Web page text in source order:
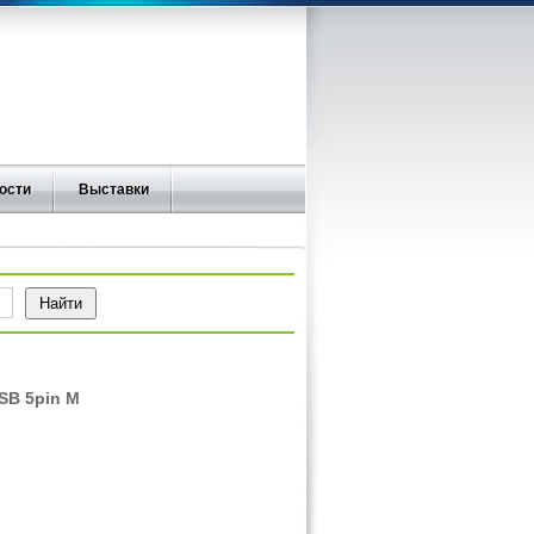
Выставки
5pin M